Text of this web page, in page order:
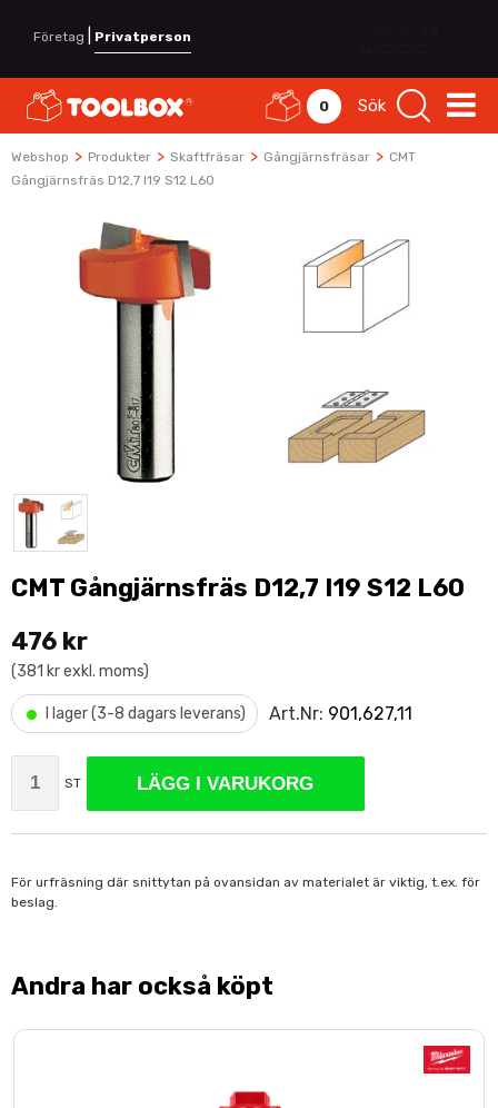
Företag Privatperson
0 Sök
Webshop > Produkter > Skaftfräsar > Gångjärnsfräsar > CMT
Gångjärnsfräs D12,7 I19 S12 L60
CMT Gångjärnsfräs D12,7 I19 S12 L60
476 kr
(381 kr exkl. moms)
• I lager (3-8 dagars leverans) Art.Nr: 901,627,11
ST LÄGG I VARUKORG
För urfräsning där snittytan på ovansidan av materialet är viktig, t.ex. för
beslag.
Andra har också köpt